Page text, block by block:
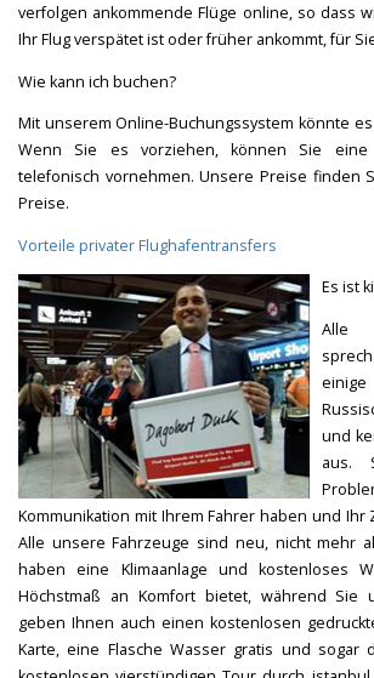
verfolgen ankommende Flüge online, so dass
Ihr Flug verspätet ist oder früher ankommt, für
Wie kann ich buchen?
Mit unserem Online-Buchungssystem könnte
Wenn Sie es vorziehen, können Sie eine
telefonisch vornehmen. Unsere Preise finden
Preise.
Vorteile privater Flughafentransfers
Es ist
Alle
und
aus.
Kommunikation mit Ihrem Fahrer haben und Ihr
Alle unsere Fahrzeuge sind neu, nicht mehr
haben eine Klimaanlage und kostenloses
Höchstmaß an Komfort bietet, während Sie
geben Ihnen auch einen kostenlosen
Karte, eine Flasche Wasser gratis und sogar